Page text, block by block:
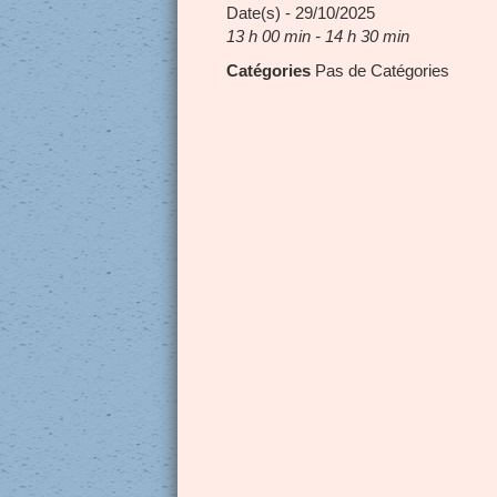
Date(s) - 29/10/2025
13 h 00 min - 14 h 30 min
Catégories Pas de Catégories